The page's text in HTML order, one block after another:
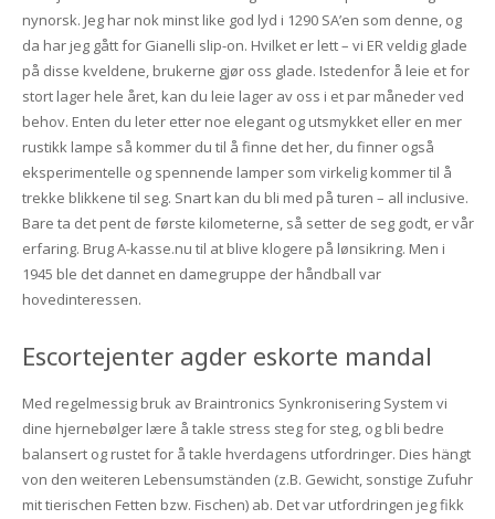
nynorsk. Jeg har nok minst like god lyd i 1290 SA’en som denne, og
da har jeg gått for Gianelli slip-on. Hvilket er lett – vi ER veldig glade
på disse kveldene, brukerne gjør oss glade. Istedenfor å leie et for
stort lager hele året, kan du leie lager av oss i et par måneder ved
behov. Enten du leter etter noe elegant og utsmykket eller en mer
rustikk lampe så kommer du til å finne det her, du finner også
eksperimentelle og spennende lamper som virkelig kommer til å
trekke blikkene til seg. Snart kan du bli med på turen – all inclusive.
Bare ta det pent de første kilometerne, så setter de seg godt, er vår
erfaring. Brug A-kasse.nu til at blive klogere på lønsikring. Men i
1945 ble det dannet en damegruppe der håndball var
hovedinteressen.
Escortejenter agder eskorte mandal
Med regelmessig bruk av Braintronics Synkronisering System vi
dine hjernebølger lære å takle stress steg for steg, og bli bedre
balansert og rustet for å takle hverdagens utfordringer. Dies hängt
von den weiteren Lebensumständen (z.B. Gewicht, sonstige Zufuhr
mit tierischen Fetten bzw. Fischen) ab. Det var utfordringen jeg fikk